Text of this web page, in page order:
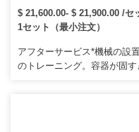
ザーカッターカーボンメ
レーザー切断機
$ 21,600.00- $ 21,900.00 /セ
1セット（最小注文）
アフターサービス*機械の設
のトレーニング。容器が固